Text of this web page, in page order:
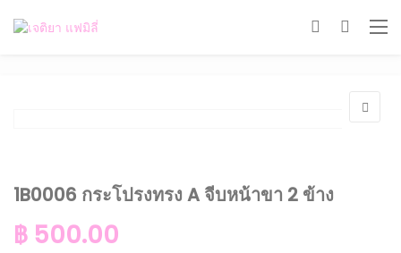
1B0006 กระโปรงทรง A จีบหน้าขา 2 ข้าง
฿ 500.00